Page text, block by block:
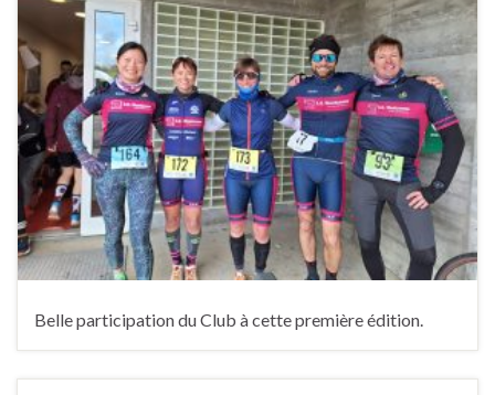
Belle participation du Club à cette première édition.